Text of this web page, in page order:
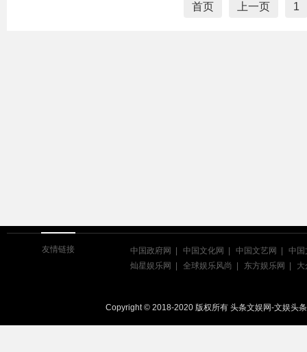
首页 上一页 1
友情链接 中国政府网 中国文化网 中国文艺网
中国
灿星娱乐网
全球娱乐风尚 东方娱乐网 大
Copyright © 2018-2020 版权所有 头条文娱网-文娱头